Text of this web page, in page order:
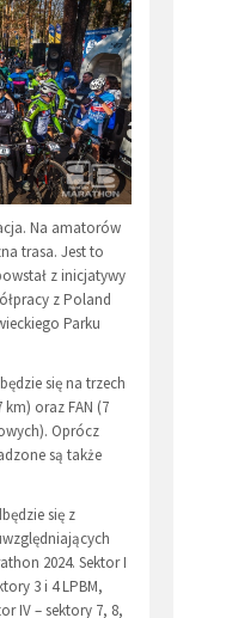
Na amatorów
trasa. Jest to
z inicjatywy
z Poland
Parku
się na trzech
km) oraz FAN (7
Oprócz
są także
się z
2024. Sektor I
3 i 4 LPBM,
IV – sektory 7, 8,